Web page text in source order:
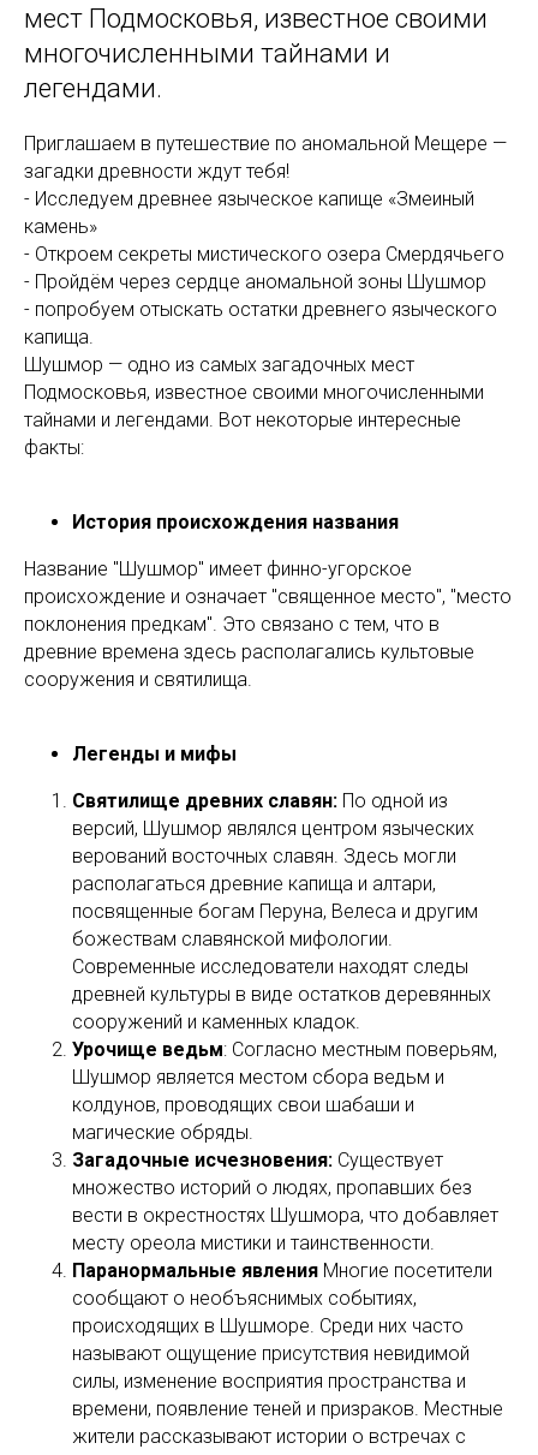
мест Подмосковья, известное своими
многочисленными тайнами и
легендами.
Приглашаем в путешествие по аномальной Мещере —
загадки древности ждут тебя!
- Исследуем древнее языческое капище «Змеиный
камень»
- Откроем секреты мистического озера Смердячьего
- Пройдём через сердце аномальной зоны Шушмор
- попробуем отыскать остатки древнего языческого
капища.
Шушмор — одно из самых загадочных мест
Подмосковья, известное своими многочисленными
тайнами и легендами. Вот некоторые интересные
факты:
История происхождения названия
Название "Шушмор" имеет финно-угорское
происхождение и означает "священное место", "место
поклонения предкам". Это связано с тем, что в
древние времена здесь располагались культовые
сооружения и святилища.
Легенды и мифы
Святилище древних славян: По одной из
версий, Шушмор являлся центром языческих
верований восточных славян. Здесь могли
располагаться древние капища и алтари,
посвященные богам Перуна, Велеса и другим
божествам славянской мифологии.
Современные исследователи находят следы
древней культуры в виде остатков деревянных
сооружений и каменных кладок.
Урочище ведьм: Согласно местным поверьям,
Шушмор является местом сбора ведьм и
колдунов, проводящих свои шабаши и
магические обряды.
Загадочные исчезновения: Существует
множество историй о людях, пропавших без
вести в окрестностях Шушмора, что добавляет
месту ореола мистики и таинственности.
Паранормальные явления Многие посетители
сообщают о необъяснимых событиях,
происходящих в Шушморе. Среди них часто
называют ощущение присутствия невидимой
силы, изменение восприятия пространства и
времени, появление теней и призраков. Местные
жители рассказывают истории о встречах с